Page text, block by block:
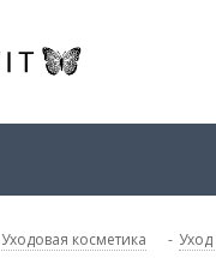
Уходовая косметика -